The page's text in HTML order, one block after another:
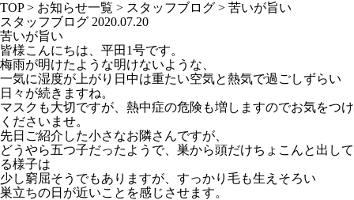
TOP> お知らせ一覧 > スタッフブログ > 苦いが旨い
スタッフブログ 2020.07.20
苦いが旨い
皆様こんにちは、平田1号です。
梅雨が明けたような明けないような、
一気に湿度が上がり日中は重たい空気と熱気で過ごしずらい
日々が続きますね。
マスクも大切ですが、熱中症の危険も増しますのでお気をつけ
くださいませ。
先日ご紹介した小さなお隣さんですが、
どうやら五つ子だったようで、巣から頭だけちょこんと出して
る様子は
少し窮屈そうでもありますが、すっかり毛も生えそろい
巣立ちの日が近いことを感じさせます。